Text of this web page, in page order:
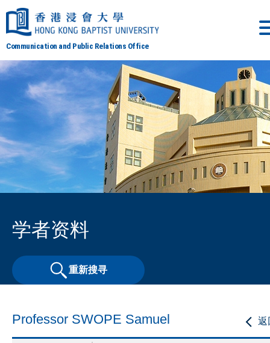
Communication and Public Relations Office
学者资料
重新搜寻
返
Professor SWOPE Samuel